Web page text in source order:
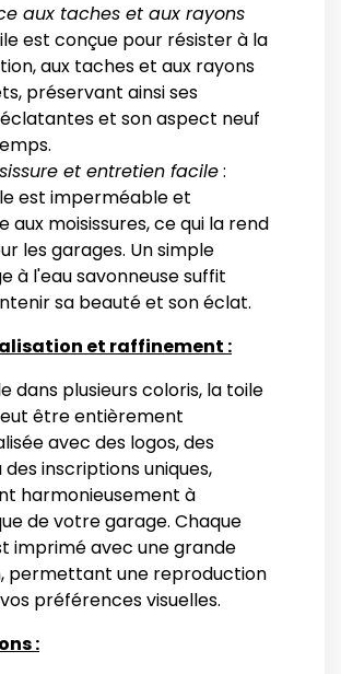
aux taches et aux rayons
est conçue pour résister à la
aux taches et aux rayons
préservant ainsi ses
et son aspect neuf
et entretien facile:
est imperméable et
aux moisissures, ce qui la rend
les garages. Un simple
à l'eau savonneuse suffit
sa beauté et son éclat.
et raffinement :
dans plusieurs coloris, la toile
être entièrement
avec des logos, des
inscriptions uniques,
harmonieusement à
de votre garage. Chaque
imprimé avec une grande
permettant une reproduction
préférences visuelles.
: